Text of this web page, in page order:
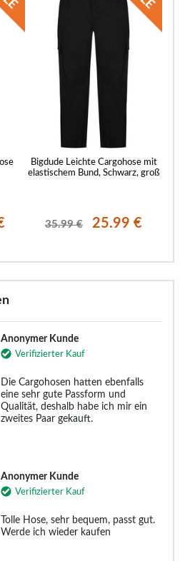
Bigdude Leichte Cargohose mit
elastischem Bund, Schwarz, groß
35.99 € 25.99 €
Anonymer Kunde
Verifizierter Kauf
Die Cargohosen hatten ebenfalls
eine sehr gute Passform und
Qualität, deshalb habe ich mir ein
zweites Paar gekauft.
Anonymer Kunde
Verifizierter Kauf
Tolle Hose, sehr bequem, passt gut.
Werde ich wieder kaufen